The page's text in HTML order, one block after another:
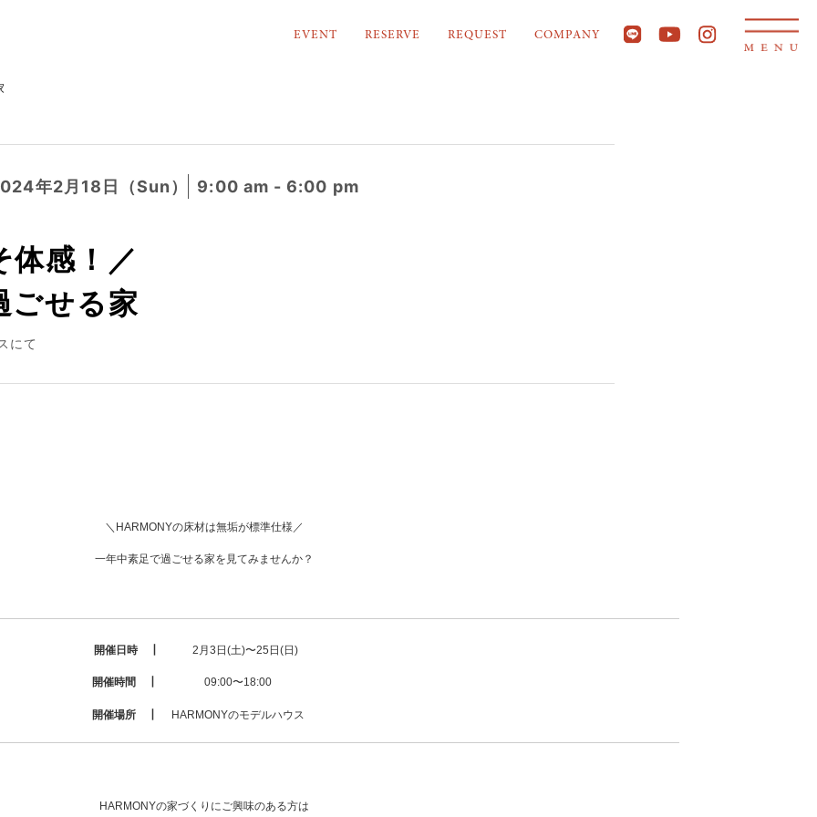
EVENT RESERVE REQUEST COMPANY
年2月18日（Sun） 9:00 am - 6:00 pm
体感！／
ごせる家
にて
＼HARMONYの床材は無垢が標準仕様／
一年中素足で過ごせる家を見てみませんか？
開催日時 ┃ 2月3日(土)〜25日(日)
開催時間 ┃ 09:00〜18:00
開催場所 ┃ HARMONYのモデルハウス
HARMONYの家づくりにご興味のある方は